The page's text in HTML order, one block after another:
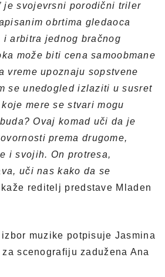
je svojevrsni porodični triler
obrtima gledaoca
i arbitra jednog bračnog
može biti cena samoobmane
vreme upoznaju sopstvene
se unedogled izlaziti u susret
mere se stvari mogu
Ovaj komad uči da je
prema drugome,
i svojih. On protresa,
uči nas kako da se
kaže reditelj predstave Mladen
muzike potpisuje Jasmina
scenografiju zadužena Ana